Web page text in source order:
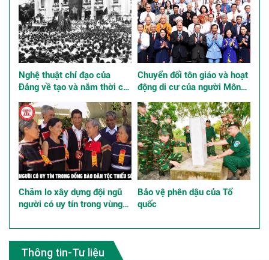
Nghệ thuật chỉ đạo của
Đảng về tạo và nắm thời cơ,
mạng Tháng Tám năm 1945
Chuyển đổi tôn giáo và hoạt
động di cư của người Mông
Chăm lo xây dựng đội ngũ
người có uy tín trong vùng
góp phần thực hiện tốt chính
sách dân tộc
Bảo vệ phên dậu của Tổ
quốc
Thông tin-Tư liệu